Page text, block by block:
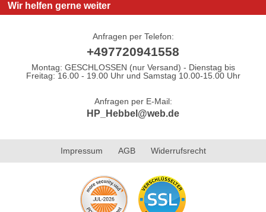
Wir helfen gerne weiter
Anfragen per Telefon:
+497720941558
Montag: GESCHLOSSEN (nur Versand) - Dienstag bis
Freitag: 16.00 - 19.00 Uhr und Samstag 10.00-15.00 Uhr
Anfragen per E-Mail:
HP_Hebbel@web.de
Impressum AGB Widerrufsrecht